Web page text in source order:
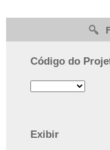
Código do
Exibir